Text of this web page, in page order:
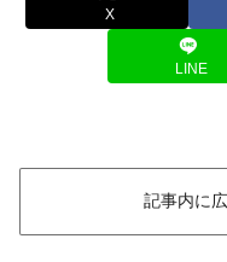
X
LINE
記事内に